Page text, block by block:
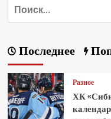
Последнее
Разное
ХК